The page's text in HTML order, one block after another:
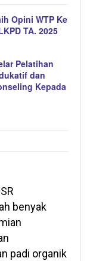
Opini WTP Ke
TA. 2025
Pelatihan
dan
Kepada
benyak
padi organik